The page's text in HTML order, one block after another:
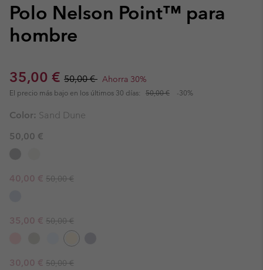
Polo Nelson Point™ para
hombre
Sale price:
35,00 € Regular price:
50,00 € Ahorra 30%
El precio más bajo en los últimos 30 días: 50,00 € -30%
Color: Sand Dune
50,00 €
Sale price:
40,00 € Regular price:
50,00 €
Sale price:
35,00 € Regular price:
50,00 €
Sale price:
30,00 € Regular price:
50,00 €